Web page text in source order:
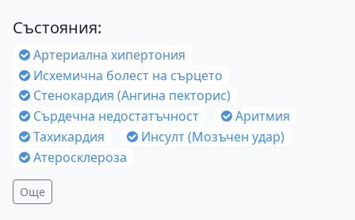
Състояния:
Артериална хипертония
Исхемична болест на сърцето
Стенокардия (Ангина пекторис)
Сърдечна недостатъчност
Аритмия
Тахикардия
Инсулт (Мозъчен удар)
Атеросклероза
Още